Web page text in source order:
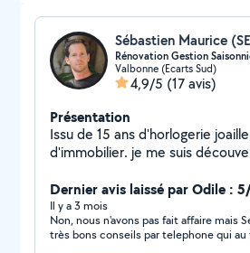
Rénovation Gestion
Valbonne (Ecarts Sud)
4,9/5 (17 avis)
Présentation
Issu de 15 ans d'horlogerie
d'immobilier. je me suis
mise en vente et la location
mon service de Rénovation,
Saisonnière, pour toutes les
préserver leur patrimoine et en
Dernier avis laissé par Odile :
Il y a 3 mois
Non, nous n'avons pas fait affaire mais
très bons conseils par telephone qui au